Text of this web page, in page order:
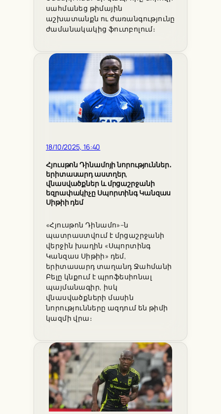
սահմանեց թիմային
աշխատանքն ու ժառանգությունը
ժամանակակից ֆուտբոլում։
18/10/2025, 16:40
Հյուսթոն Դինամոյի նորություններ․
երիտասարդ աստղեր,
վնասվածքներ և մրցաշրջանի
եզրափակիչը Սպորտինգ Կանզաս
Սիթիի դեմ
«Հյուսթոն Դինամո»–ն
պատրաստվում է մրցաշրջանի
վերջին խաղին «Սպորտինգ
Կանզաս Սիթիի» դեմ,
երիտասարդ տաղանդ Ջահմանի
Բելը կնքում է պրոֆեսիոնալ
պայմանագիր, իսկ
վնասվածքների մասին
նորությունները ազդում են թիմի
կազմի վրա։